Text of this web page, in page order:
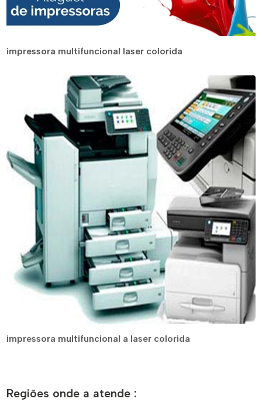
impressora multifuncional laser colorida
impressora multifuncional a laser colorida
Regiões onde a atende :